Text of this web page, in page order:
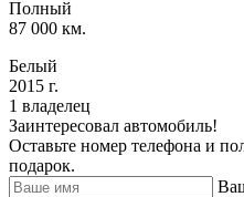
Полный
87 000 км.
Белый
2015 г.
1 владелец
Заинтересовал автомобиль!
Оставьте номер телефона и
подарок.